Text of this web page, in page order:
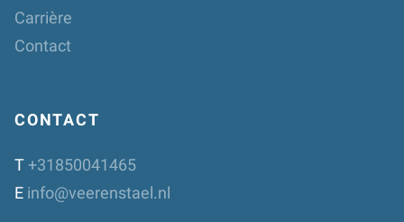
Carrière
Contact
CONTACT
T+31850041465
E info@veerenstael.nl